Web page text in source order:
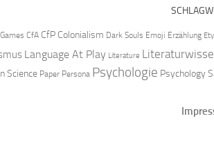
CfA CfP Colonialism Dark Souls Emoji Erzählung
Language At Play Literature
Science Paper Persona Psychologie Psychology